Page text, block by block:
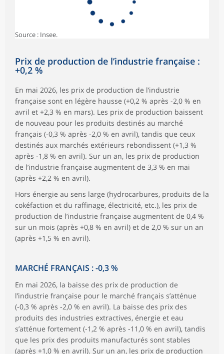
Source : Insee.
Prix de production de l’industrie française :
+0,2 %
En mai 2026, les prix de production de l’industrie
française sont en légère hausse (+0,2 % après -2,0 % en
avril et +2,3 % en mars). Les prix de production baissent
de nouveau pour les produits destinés au marché
français (-0,3 % après -2,0 % en avril), tandis que ceux
destinés aux marchés extérieurs rebondissent (+1,3 %
après -1,8 % en avril). Sur un an, les prix de production
de l’industrie française augmentent de 3,3 % en mai
(après +2,2 % en avril).
Hors énergie au sens large (hydrocarbures, produits de la
cokéfaction et du raffinage, électricité, etc.), les prix de
production de l’industrie française augmentent de 0,4 %
sur un mois (après +0,8 % en avril) et de 2,0 % sur un an
(après +1,5 % en avril).
MARCHÉ FRANÇAIS : -0,3 %
En mai 2026, la baisse des prix de production de
l’industrie française pour le marché français s’atténue
(-0,3 % après -2,0 % en avril). La baisse des prix des
produits des industries extractives, énergie et eau
s’atténue fortement (-1,2 % après -11,0 % en avril), tandis
que les prix des produits manufacturés sont stables
(après +1,0 % en avril). Sur un an, les prix de production